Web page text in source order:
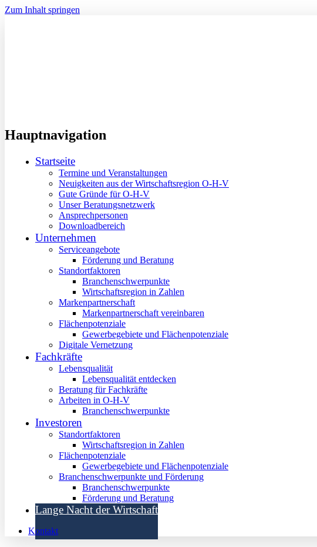
Zum Inhalt springen
Hauptnavigation
Startseite
Termine und Veranstaltungen
Neuigkeiten aus der Wirtschaftsregion O-H-V
Gute Gründe für O-H-V
Unser Beratungsnetzwerk
Ansprechpersonen
Downloadbereich
Unternehmen
Serviceangebote
Förderung und Beratung
Standortfaktoren
Branchenschwerpunkte
Wirtschaftsregion in Zahlen
Markenpartnerschaft
Markenpartnerschaft vereinbaren
Flächenpotenziale
Gewerbegebiete und Flächenpotenziale
Digitale Vernetzung
Fachkräfte
Lebensqualität
Lebensqualität entdecken
Beratung für Fachkräfte
Arbeiten in O-H-V
Branchenschwerpunkte
Investoren
Standortfaktoren
Wirtschaftsregion in Zahlen
Flächenpotenziale
Gewerbegebiete und Flächenpotenziale
Branchenschwerpunkte und Förderung
Branchenschwerpunkte
Förderung und Beratung
Lange Nacht der Wirtschaft
Kontakt